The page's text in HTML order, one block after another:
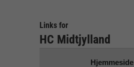
Links for
HC Midtjylland
Hjemmeside